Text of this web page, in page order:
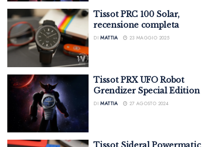
Tissot PRC 100 Solar,
recensione completa
DI MATTIA 23 MAGGIO 2025
Tissot PRX UFO Robot
Grendizer Special Edition
DI MATTIA 27 AGOSTO 2024